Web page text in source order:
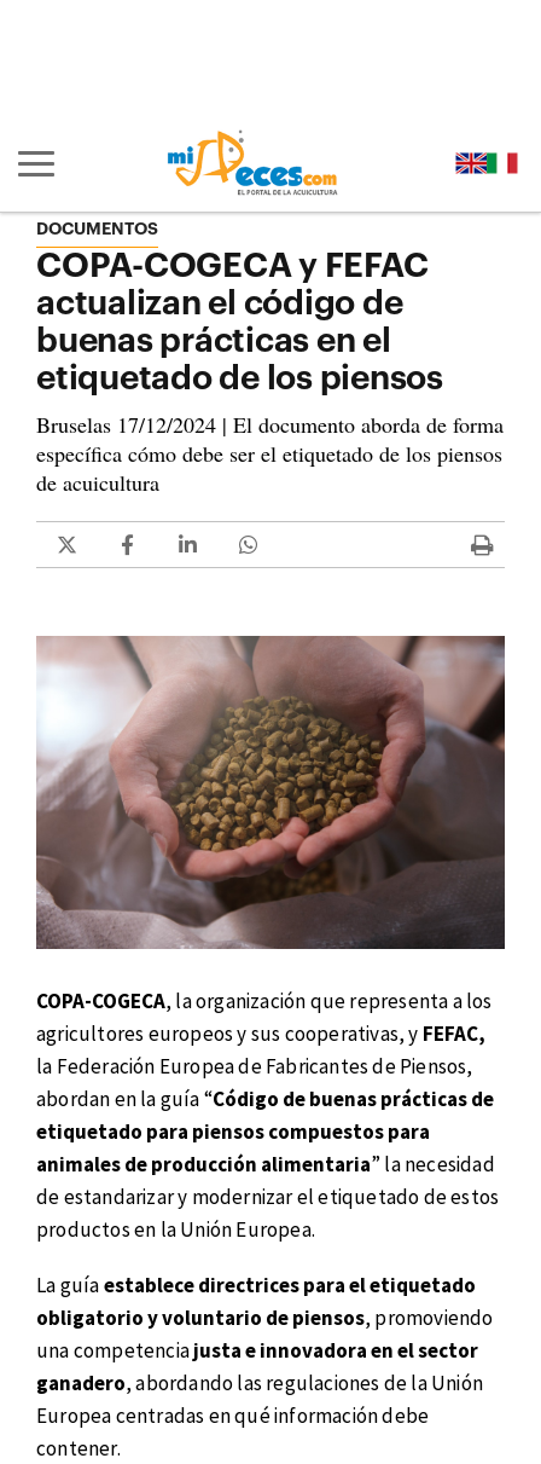
Mostrar/ocultar navegación principal
DOCUMENTOS
COPA-COGECA y FEFAC
actualizan el código de
buenas prácticas en el
etiquetado de los piensos
Bruselas 17/12/2024 | El documento aborda de forma
específica cómo debe ser el etiquetado de los piensos
de acuicultura
COPA-COGECA, la organización que representa a los
agricultores europeos y sus cooperativas, y FEFAC,
la Federación Europea de Fabricantes de Piensos,
abordan en la guía “Código de buenas prácticas de
etiquetado para piensos compuestos para
animales de producción alimentaria” la necesidad
de estandarizar y modernizar el etiquetado de estos
productos en la Unión Europea.
La guíaestablece directrices para el etiquetado
obligatorio y voluntario de piensos, promoviendo
una competenciajusta e innovadora en el sector
ganadero, abordando las regulaciones de la Unión
Europea centradas en qué información debe
contener.